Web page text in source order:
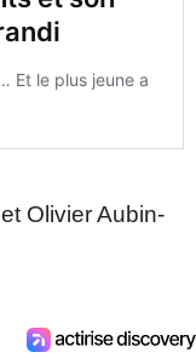
Olivier Aubin-